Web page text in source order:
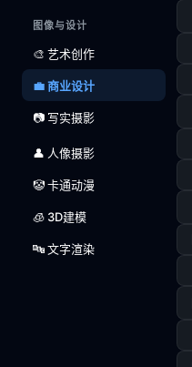
图像与设计
🎨 艺术创作
💼 商业设计
📷 写实摄影
👤 人像摄影
🤡 卡通动漫
🧊 3D建模
🔤 文字渲染